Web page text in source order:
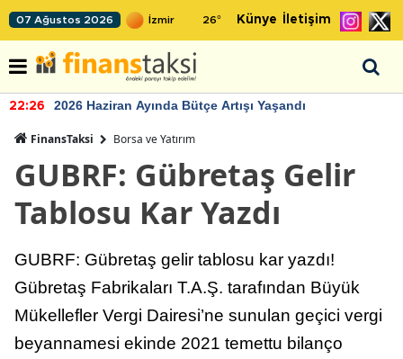
07 Ağustos 2026 26° Künye İletişim
22:26 2026 Haziran Ayında Bütçe Artışı Yaşandı
FinansTaksi Borsa ve Yatırım
GUBRF: Gübretaş Gelir
Tablosu Kar Yazdı
GUBRF: Gübretaş gelir tablosu kar yazdı!
Gübretaş Fabrikaları T.A.Ş. tarafından Büyük
Mükellefler Vergi Dairesi’ne sunulan geçici vergi
beyannamesi ekinde 2021 temettu bilanço